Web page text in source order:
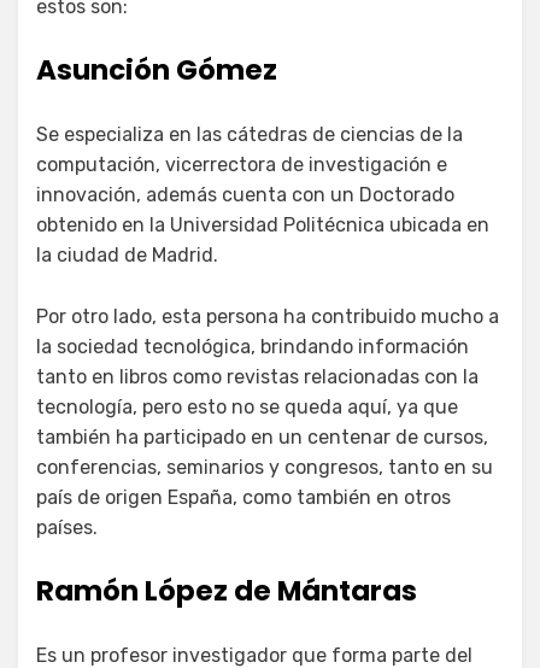
estos son:
Asunción Gómez
Se especializa en las cátedras de ciencias de la
computación, vicerrectora de investigación e
innovación, además cuenta con un Doctorado
obtenido en la Universidad Politécnica ubicada en
la ciudad de Madrid.
Por otro lado, esta persona ha contribuido mucho a
la sociedad tecnológica, brindando información
tanto en libros como revistas relacionadas con la
tecnología, pero esto no se queda aquí, ya que
también ha participado en un centenar de cursos,
conferencias, seminarios y congresos, tanto en su
país de origen España, como también en otros
países.
Ramón López de Mántaras
Es un profesor investigador que forma parte del